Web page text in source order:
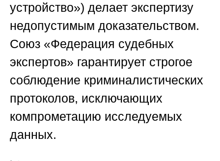
устройство») делает экспертизу
недопустимым доказательством.
Союз «Федерация судебных
экспертов» гарантирует строгое
соблюдение криминалистических
протоколов, исключающих
компрометацию исследуемых
данных.